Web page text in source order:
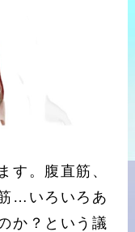
す。腹直筋、
…いろいろあ
か？という議